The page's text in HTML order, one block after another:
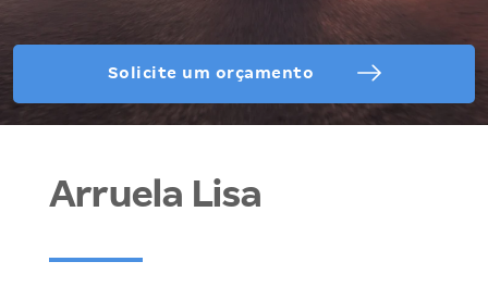
Solicite um orçamento
Arruela Lisa